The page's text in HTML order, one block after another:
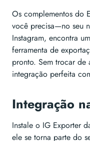
Os complementos do
você precisa—no seu
Instagram, encontra
ferramenta de
pronto. Sem trocar de
integração perfeita
Integração
Instale o IG Exporter
ele se torna parte do